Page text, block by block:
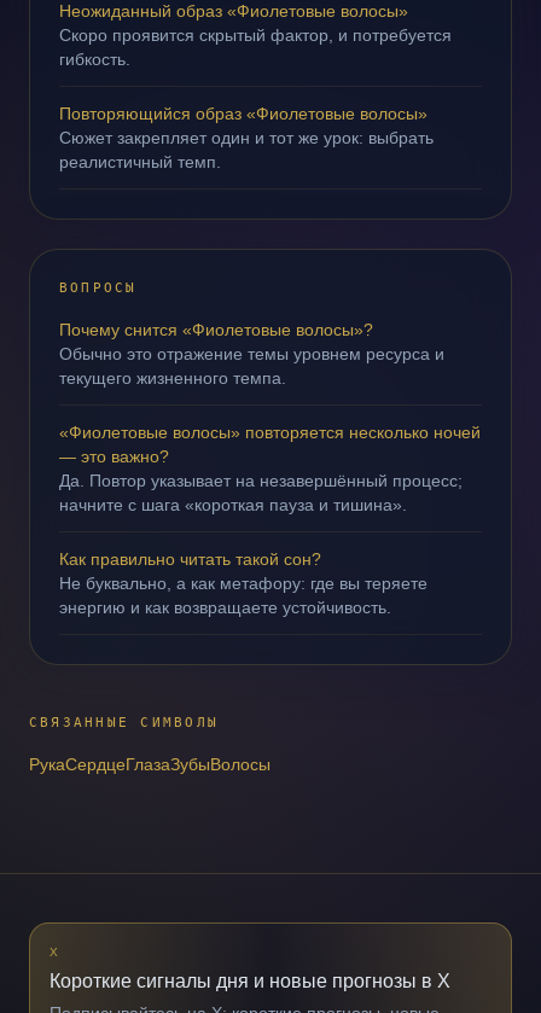
Неожиданный образ «Фиолетовые волосы»
Скоро проявится скрытый фактор, и потребуется
гибкость.
Повторяющийся образ «Фиолетовые волосы»
Сюжет закрепляет один и тот же урок: выбрать
реалистичный темп.
ВОПРОСЫ
Почему снится «Фиолетовые волосы»?
Обычно это отражение темы уровнем ресурса и
текущего жизненного темпа.
«Фиолетовые волосы» повторяется несколько ночей
— это важно?
Да. Повтор указывает на незавершённый процесс;
начните с шага «короткая пауза и тишина».
Как правильно читать такой сон?
Не буквально, а как метафору: где вы теряете
энергию и как возвращаете устойчивость.
СВЯЗАННЫЕ СИМВОЛЫ
РукаСердцеГлазаЗубыВолосы
X
Короткие сигналы дня и новые прогнозы в X